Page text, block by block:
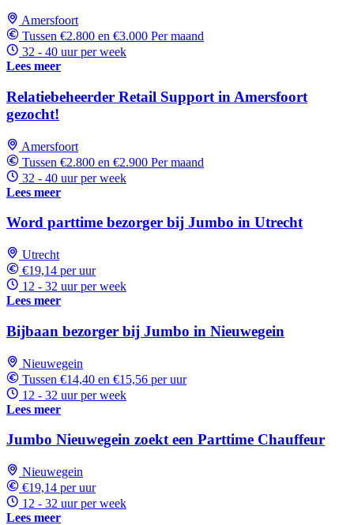
Amersfoort
Tussen €2.800 en €3.000 Per maand
32 - 40 uur per week
Lees meer
Relatiebeheerder Retail Support in Amersfoort
gezocht!
Amersfoort
Tussen €2.800 en €2.900 Per maand
32 - 40 uur per week
Lees meer
Word parttime bezorger bij Jumbo in Utrecht
Utrecht
€19,14 per uur
12 - 32 uur per week
Lees meer
Bijbaan bezorger bij Jumbo in Nieuwegein
Nieuwegein
Tussen €14,40 en €15,56 per uur
12 - 32 uur per week
Lees meer
Jumbo Nieuwegein zoekt een Parttime Chauffeur
Nieuwegein
€19,14 per uur
12 - 32 uur per week
Lees meer